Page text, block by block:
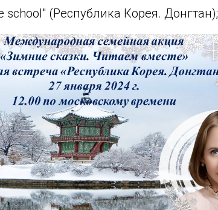
school" (Республика Корея. Донгтан);